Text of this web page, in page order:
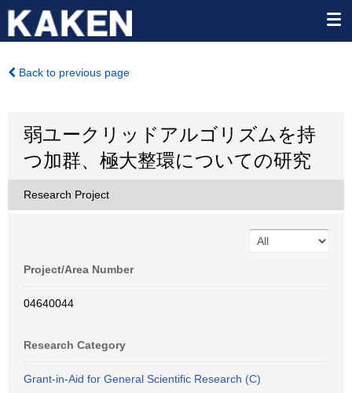
Back to previous page
弱ユークリッドアルゴリズムを持
つ加群、極大整環についての研究
Research Project
Project/Area Number
04640044
Research Category
Grant-in-Aid for General Scientific Research (C)